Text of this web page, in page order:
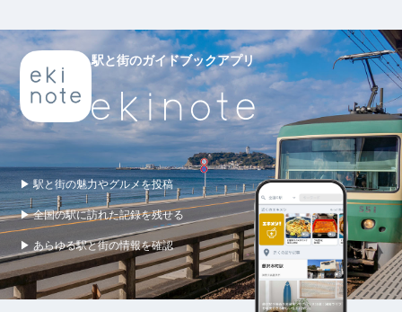
駅と街のガイドブックアプリ
▶ 駅と街の魅力やグルメを投稿
▶ 全国の駅に訪れた記録を残せる
▶ あらゆる駅と街の情報を確認